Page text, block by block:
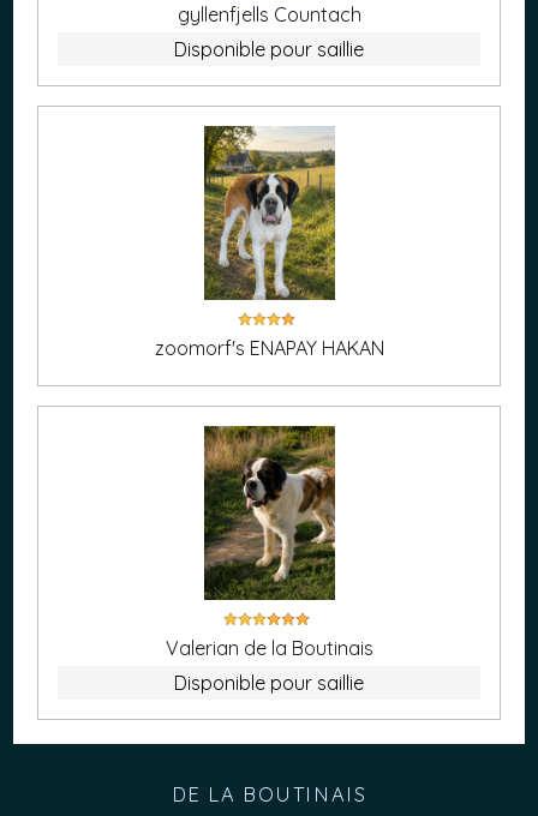
gyllenfjells Countach
Disponible pour saillie
zoomorf's ENAPAY HAKAN
Valerian de la Boutinais
Disponible pour saillie
DE LA BOUTINAIS